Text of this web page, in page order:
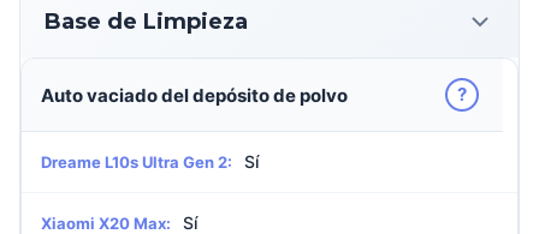
Base de Limpieza
Auto vaciado del depósito de polvo ?
Dreame L10s Ultra Gen 2: Sí
Xiaomi X20 Max: Sí